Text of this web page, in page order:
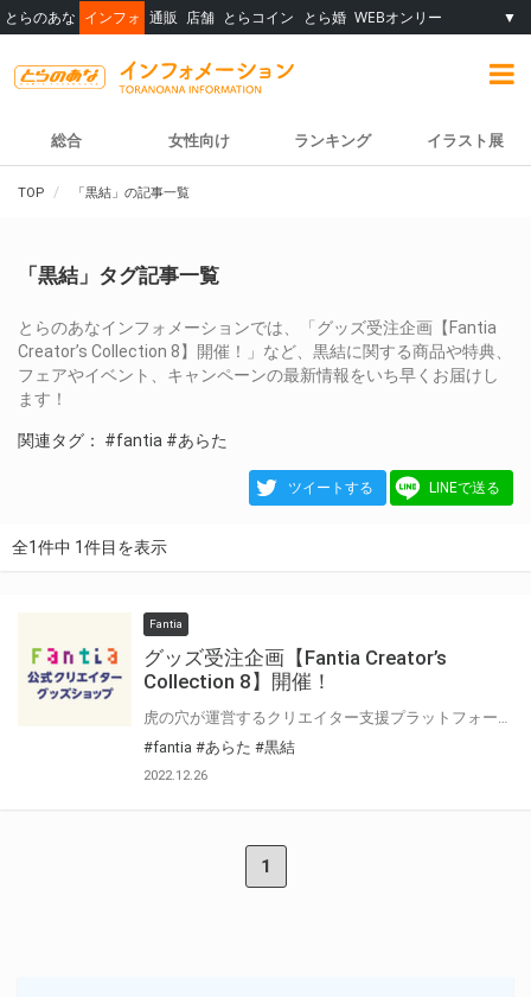
とらのあな インフォ 通販 店舗 とらコイン とら婚 WEBオンリー ▼
総合 女性向け ランキング イラスト展
TOP 「黒結」の記事一覧
「黒結」タグ記事一覧
とらのあなインフォメーションでは、「グッズ受注企画【Fantia
Creator’s Collection 8】開催！」など、黒結に関する商品や特典、
フェアやイベント、キャンペーンの最新情報をいち早くお届けし
ます！
関連タグ： #fantia #あらた
ツイートする LINEで送る
全1件中 1件目を表示
Fantia
グッズ受注企画【Fantia Creator’s
Collection 8】開催！
#fantia #あらた #黒結
2022.12.26
1